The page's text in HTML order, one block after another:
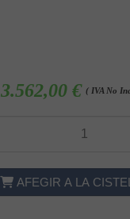
3.562,00 € ( IVA No
AFEGIR A LA